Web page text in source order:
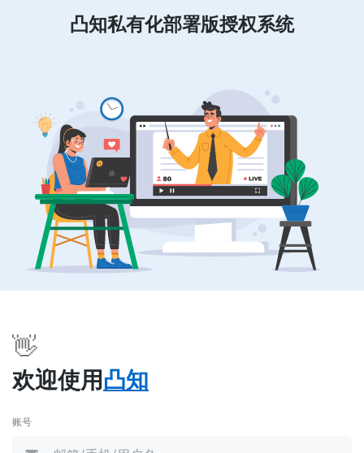
凸知私有化部署版授权系统
👋
欢迎使用 凸知
账号